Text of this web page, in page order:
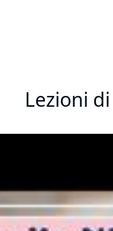
Lezioni